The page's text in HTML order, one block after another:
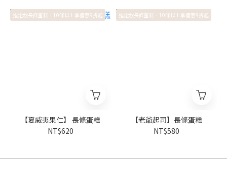
指定款長條蛋糕，10條以上享優惠9折起
【夏威夷果仁】 長條蛋糕
NT$620
指定款長條蛋糕，10條以上享優惠9折起
【老爺起司】長條蛋糕
NT$580